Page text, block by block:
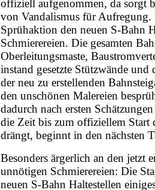
offiziell aufgenommen, da sorgt
von Vandalismus für Aufregung.
Sprühaktion den neuen S-Bahn
Schmierereien. Die gesamten
Oberleitungsmaste,
instand gesetzte Stützwände und
der neu zu erstellenden
den unschönen Malereien
dadurch nach ersten
die Zeit bis zum offiziellem Start
drängt, beginnt in den nächsten
Besonders ärgerlich an den jetzt
unnötigen Schmierereien: Die
neuen S-Bahn Haltestellen